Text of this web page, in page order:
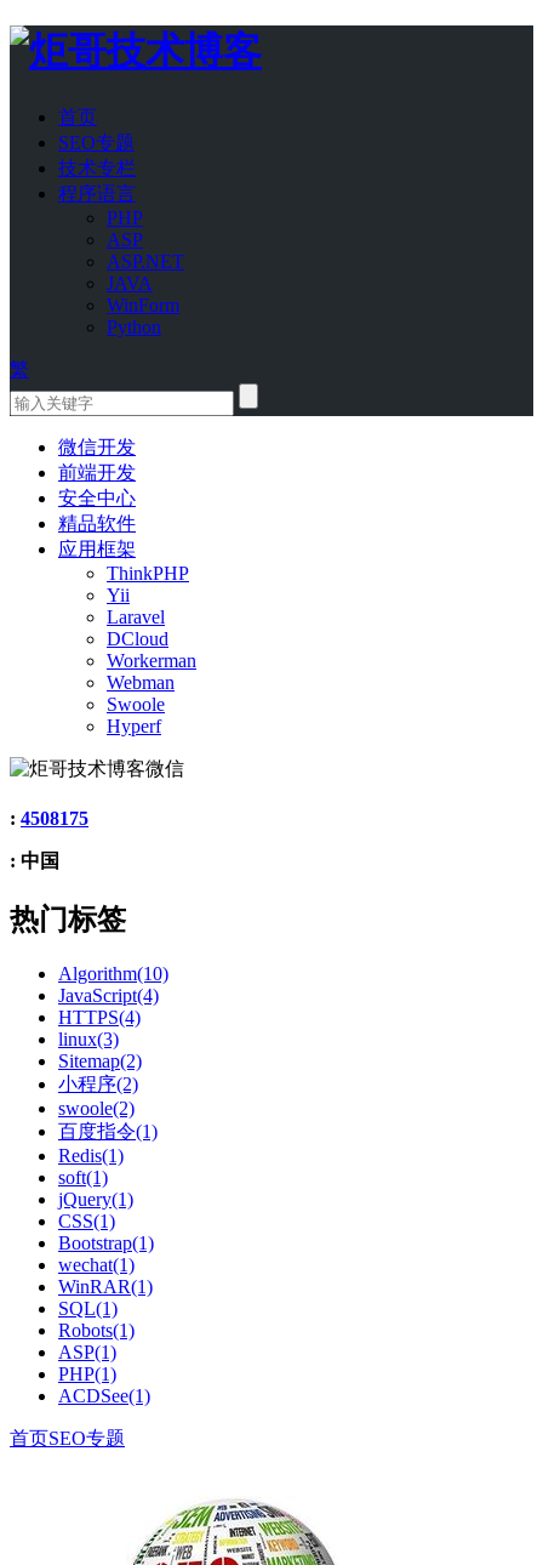
首页
SEO专题
技术专栏
程序语言
PHP
ASP
ASP.NET
JAVA
WinForm
Python
繁
微信开发
前端开发
安全中心
精品软件
应用框架
ThinkPHP
Yii
Laravel
DCloud
Workerman
Webman
Swoole
Hyperf
: 4508175
: 中国
热门标签
Algorithm(10)
JavaScript(4)
HTTPS(4)
linux(3)
Sitemap(2)
小程序(2)
swoole(2)
百度指令(1)
Redis(1)
soft(1)
jQuery(1)
CSS(1)
Bootstrap(1)
wechat(1)
WinRAR(1)
SQL(1)
Robots(1)
ASP(1)
PHP(1)
ACDSee(1)
首页SEO专题